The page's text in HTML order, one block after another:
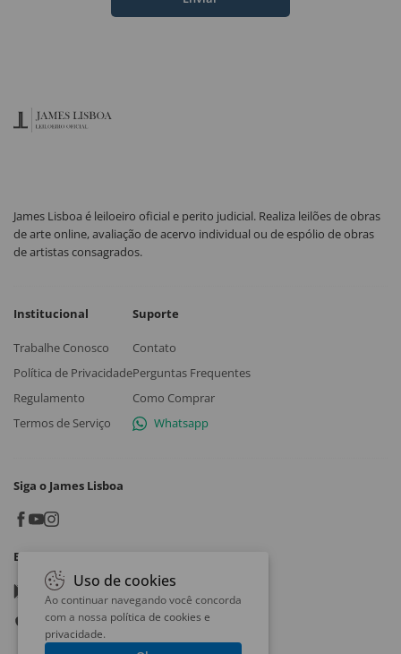
James Lisboa é leiloeiro oficial e perito judicial. Realiza leilões de obras
de arte online, avaliação de acervo individual ou de espólio de obras
de artistas consagrados.
Institucional
Trabalhe Conosco
Política de Privacidade
Regulamento
Termos de Serviço
Suporte
Contato
Perguntas Frequentes
Como Comprar
Whatsapp
Siga o James Lisboa
Baixe o App
Google play
App store
Uso de cookies
Ao continuar navegando você concorda
com a nossa política de cookies e
privacidade.